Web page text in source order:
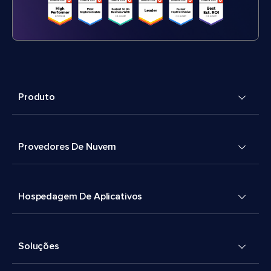
Produto
Provedores De Nuvem
Hospedagem De Aplicativos
Soluções